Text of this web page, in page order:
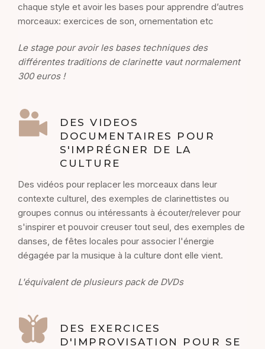
chaque style et avoir les bases pour apprendre d’autres
morceaux: exercices de son, ornementation etc
Le stage pour avoir les bases techniques des
différentes traditions de clarinette vaut normalement
300 euros !
DES VIDEOS
DOCUMENTAIRES POUR
S'IMPRÉGNER DE LA
CULTURE
Des vidéos pour replacer les morceaux dans leur
contexte culturel, des exemples de clarinettistes ou
groupes connus ou intéressants à écouter/relever pour
s'inspirer et pouvoir creuser tout seul, des exemples de
danses, de fêtes locales pour associer l'énergie
dégagée par la musique à la culture dont elle vient.
L'équivalent de plusieurs pack de DVDs
DES EXERCICES
D'IMPROVISATION POUR SE